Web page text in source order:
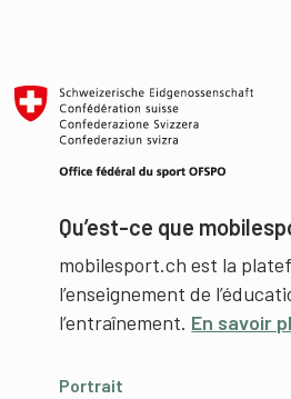
Qu’est-ce que
mobilesport.ch est la
l’enseignement de
l’entraînement. En savoir
Portrait